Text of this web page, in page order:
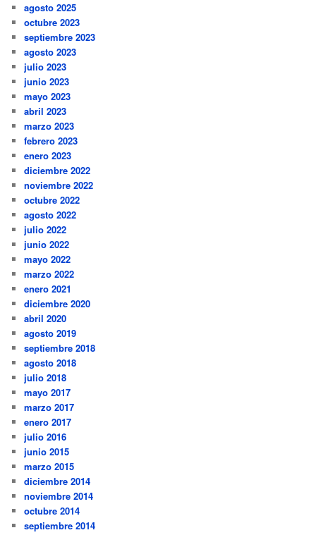
agosto 2025
octubre 2023
septiembre 2023
agosto 2023
julio 2023
junio 2023
mayo 2023
abril 2023
marzo 2023
febrero 2023
enero 2023
diciembre 2022
noviembre 2022
octubre 2022
agosto 2022
julio 2022
junio 2022
mayo 2022
marzo 2022
enero 2021
diciembre 2020
abril 2020
agosto 2019
septiembre 2018
agosto 2018
julio 2018
mayo 2017
marzo 2017
enero 2017
julio 2016
junio 2015
marzo 2015
diciembre 2014
noviembre 2014
octubre 2014
septiembre 2014